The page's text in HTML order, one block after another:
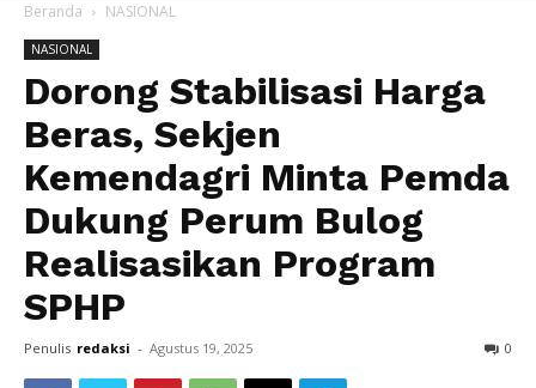
Beranda NASIONAL
NASIONAL
Dorong Stabilisasi Harga
Beras, Sekjen
Kemendagri Minta Pemda
Dukung Perum Bulog
Realisasikan Program
SPHP
Penulis redaksi - Agustus 19, 2025 0